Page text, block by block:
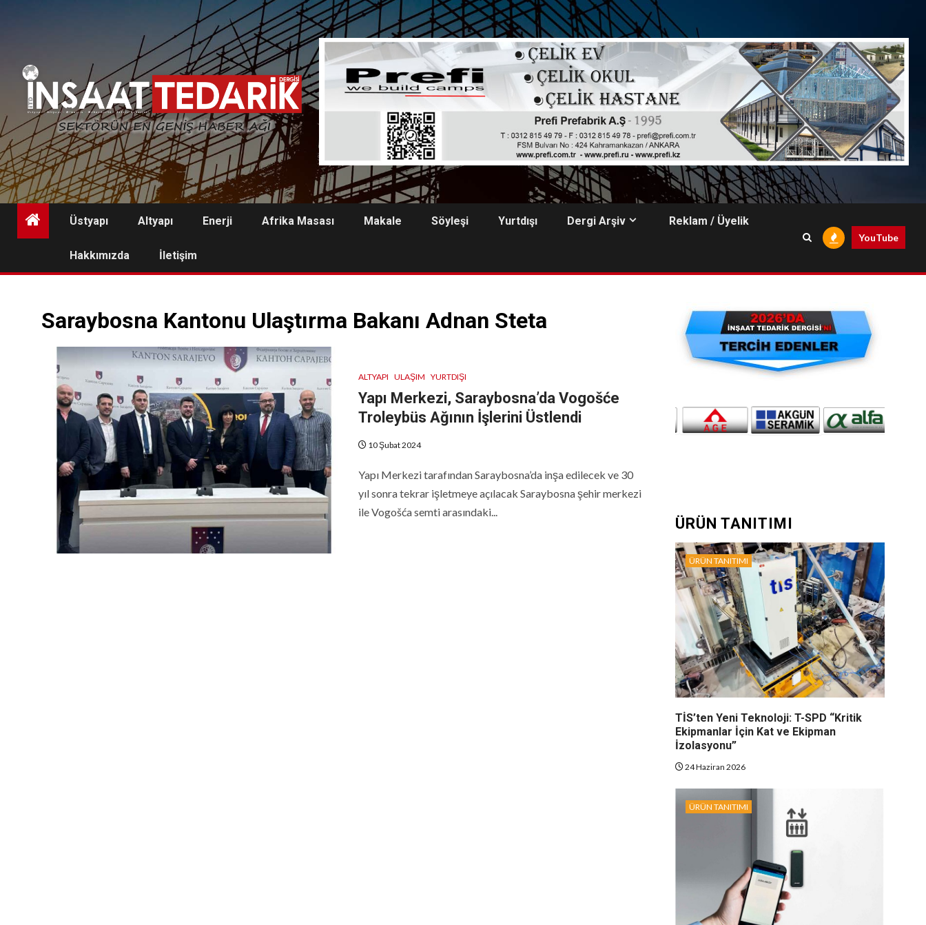
Üstyapı Altyapı Enerji Afrika Masası Makale Söyleşi Yurtdışı Dergi Arşiv Reklam / Üyelik
Hakkımızda İletişim
YouTube
Saraybosna Kantonu Ulaştırma Bakanı Adnan Steta
ALTYAPI ULAŞIM YURTDIŞI
Yapı Merkezi, Saraybosna’da Vogošće
Troleybüs Ağının İşlerini Üstlendi
10 Şubat 2024
Yapı Merkezi tarafından Saraybosna’da inşa edilecek ve 30
yıl sonra tekrar işletmeye açılacak Saraybosna şehir merkezi
ile Vogošća semti arasındaki...
ÜRÜN TANITIMI
ÜRÜN TANITIMI
TİS’ten Yeni Teknoloji: T-SPD “Kritik
Ekipmanlar İçin Kat ve Ekipman
İzolasyonu”
24 Haziran 2026
ÜRÜN TANITIMI